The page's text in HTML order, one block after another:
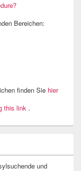
Bereichen:
finden Sie hier
this link .
und